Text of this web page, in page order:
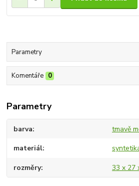
Parametry
Komentáře 0
Parametry
barva tmavě
materiál
rozměry 33 x 27